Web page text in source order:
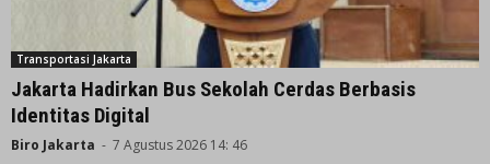
Transportasi Jakarta
Jakarta Hadirkan Bus Sekolah Cerdas Berbasis
Identitas Digital
Biro Jakarta - 7 Agustus 2026 14: 46